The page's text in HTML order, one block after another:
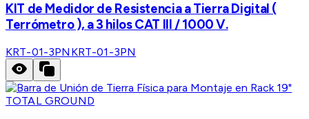
KIT de Medidor de Resistencia a Tierra Digital (
Terrómetro ), a 3 hilos CAT III / 1000 V.
KRT-01-3PN KRT-01-3PN
TOTAL GROUND